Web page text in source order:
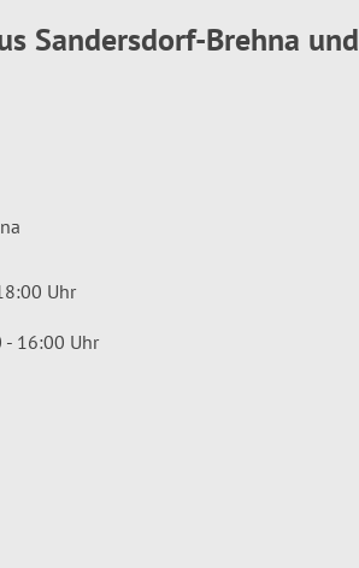
Sandersdorf-Brehna und
Uhr
- 16:00 Uhr